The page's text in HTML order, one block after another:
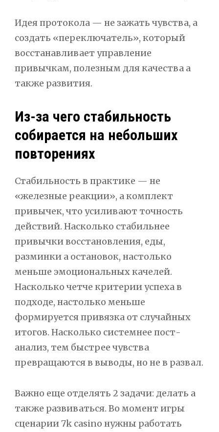
Идея протокола — не зажать чувства, а
создать «переключатель», который
восстанавливает управление
привычкам, полезным для качества а
также развития.
Из-за чего стабильность
собирается на небольших
повторениях
Стабильность в практике — не
«железные реакции», а комплект
привычек, что усиливают точность
действий. Насколько стабильнее
привычки восстановления, еды,
разминки а остановок, настолько
меньше эмоциональных качелей.
Насколько четче критерии успеха в
подходе, настолько меньше
формируется привязка от случайных
итогов. Насколько системнее пост-
анализ, тем быстрее чувства
превращаются в выводы, но не в развал.
Важно еще отделять 2 задачи: делать а
также развиваться. Во момент игры
сценарии 7k casino нужны работать